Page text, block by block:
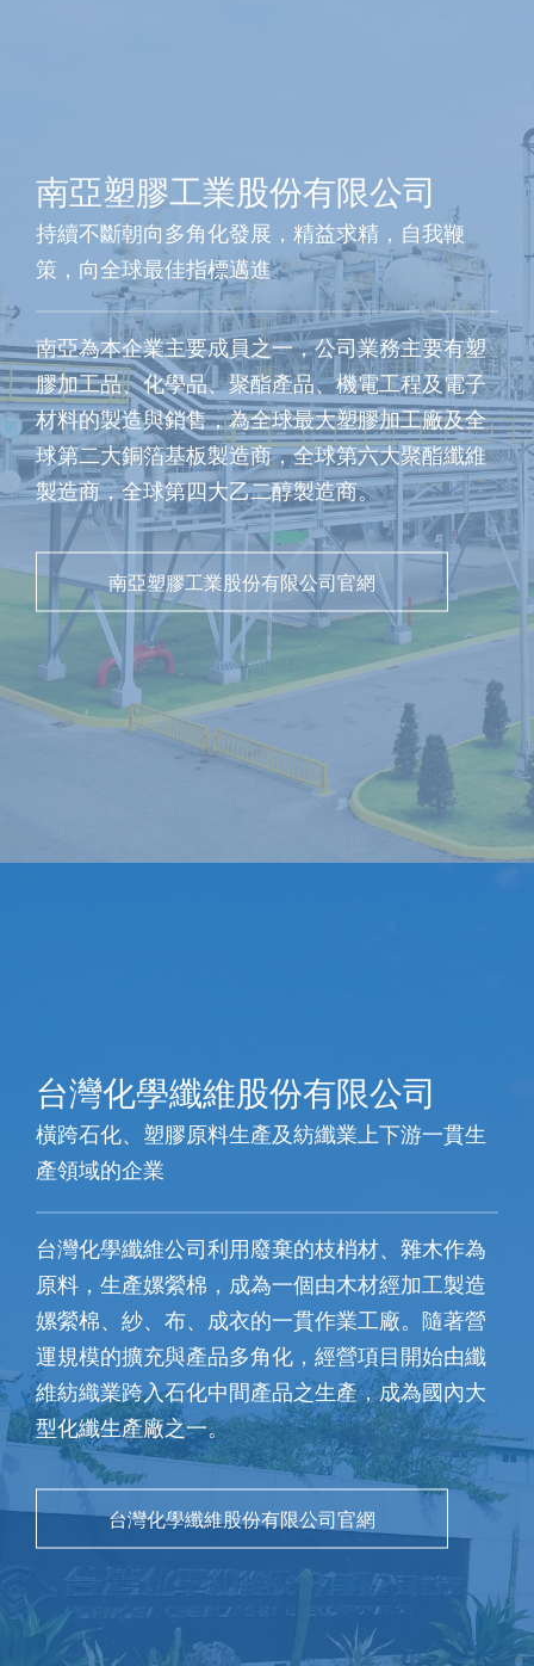
南亞塑膠工業股份有限公司
持續不斷朝向多角化發展，精益求精，自我鞭
策，向全球最佳指標邁進
南亞為本企業主要成員之一，公司業務主要有塑
膠加工品、化學品、聚酯產品、機電工程及電子
材料的製造與銷售，為全球最大塑膠加工廠及全
球第二大銅箔基板製造商，全球第六大聚酯纖維
製造商，全球第四大乙二醇製造商。
南亞塑膠工業股份有限公司官網
台灣化學纖維股份有限公司
橫跨石化、塑膠原料生產及紡纖業上下游一貫生
產領域的企業
台灣化學纖維公司利用廢棄的枝梢材、雜木作為
原料，生產嫘縈棉，成為一個由木材經加工製造
嫘縈棉、紗、布、成衣的一貫作業工廠。隨著營
運規模的擴充與產品多角化，經營項目開始由纖
維紡織業跨入石化中間產品之生產，成為國內大
型化纖生產廠之一。
台灣化學纖維股份有限公司官網